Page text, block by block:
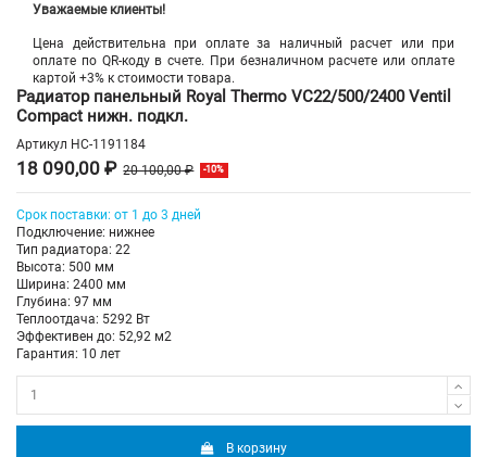
Уважаемые клиенты!
Цена действительна при оплате за наличный расчет или при
оплате по QR-коду в счете. При безналичном расчете или оплате
картой +3% к стоимости товара.
Радиатор панельный Royal Thermo VC22/500/2400 Ventil
Compact нижн. подкл.
Артикул НС-1191184
18 090,00 ₽ 20 100,00 ₽ -10%
Срок поставки: от 1 до 3 дней
Подключение: нижнее
Тип радиатора: 22
Высота: 500 мм
Ширина: 2400 мм
Глубина: 97 мм
Теплоотдача: 5292 Вт
Эффективен до: 52,92 м2
Гарантия: 10 лет
В корзину